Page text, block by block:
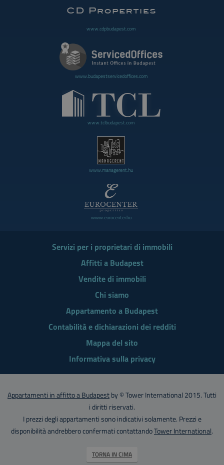
www.cdpbudapest.com
www.budapestservicedoffices.com
www.tclbudapest.com
www.managerent.hu
www.eurocenter.hu
Servizi per i proprietari di immobili
Affitti a Budapest
Vendite di immobili
Chi siamo
Appartamento a Budapest
Contabilità e dichiarazioni dei redditi
Mappa del sito
Informativa sulla privacy
Appartamenti in affitto a Budapestby © Tower International 2015. Tutti
i diritti riservati.
I prezzi degli appartamenti sono indicativi solamente. Prezzi e
disponibilità andrebbero confermati contattandoTower International.
TORNA IN CIMA